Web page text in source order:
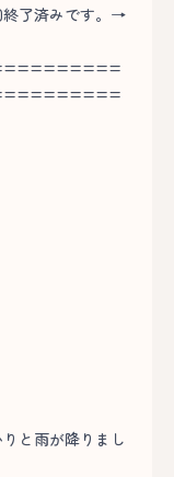
終了済みです。→
と雨が降りまし